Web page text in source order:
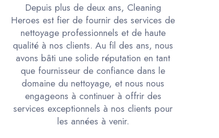
Depuis plus de deux ans, Cleaning
Heroes est fier de fournir des services de
nettoyage professionnels et de haute
qualité à nos clients. Au fil des ans, nous
avons bâti une solide réputation en tant
que fournisseur de confiance dans le
domaine du nettoyage, et nous nous
engageons à continuer à offrir des
services exceptionnels à nos clients pour
les années à venir.